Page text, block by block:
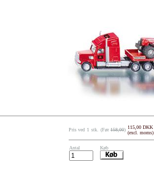
Pris ved 1 stk. (Før158,00) 115,00 DKK
(excl. moms)
Antal Køb